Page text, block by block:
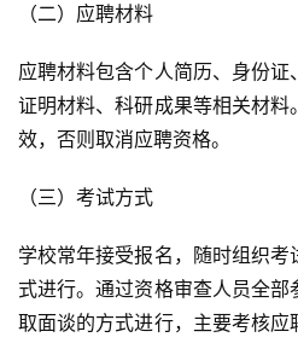
（二）应聘材料
应聘材料包含个人简历、身份
证明材料、科研成果等相关材
效，否则取消应聘资格。
（三）考试方式
学校常年接受报名，随时组织
式进行。通过资格审查人员全
取面谈的方式进行，主要考核